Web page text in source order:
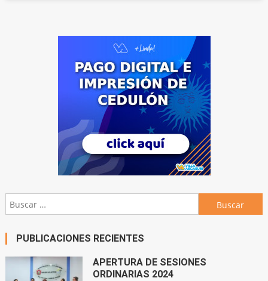
Buscar:
PUBLICACIONES RECIENTES
APERTURA DE SESIONES
ORDINARIAS 2024